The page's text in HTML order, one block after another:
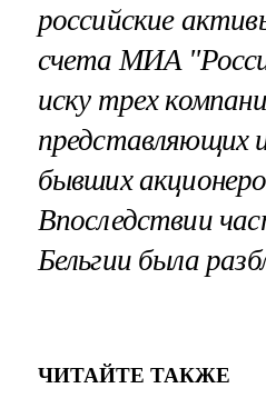
российские
счета МИА
иску трех
представляющих
бывших
Впоследствии
Бельгии была
ЧИТАЙТЕ ТАКЖЕ